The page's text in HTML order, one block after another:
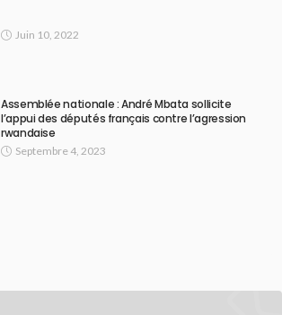
Juin 10, 2022
Assemblée nationale : André Mbata sollicite
l’appui des députés français contre l’agression
rwandaise
Septembre 4, 2023